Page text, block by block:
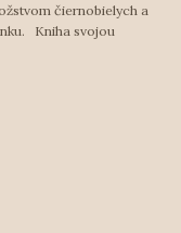
čiernobielych a
Kniha svojou